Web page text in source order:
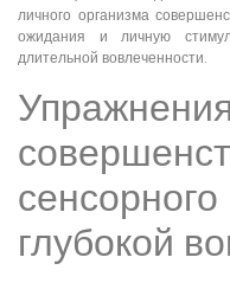
личного организма
ожидания и личную
длительной вовлеченности.
Упражнения
глубокой